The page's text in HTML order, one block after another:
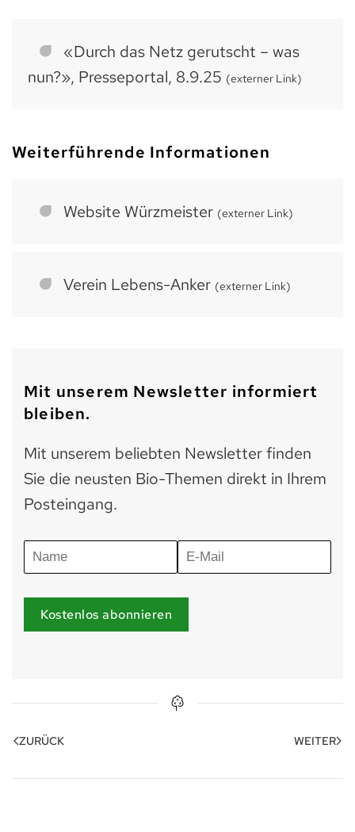
«Durch das Netz gerutscht – was
nun?», Presseportal, 8.9.25 (externer Link)
Weiterführende Informationen
Website Würzmeister (externer Link)
Verein Lebens-Anker (externer Link)
Mit unserem Newsletter informiert
bleiben.
Mit unserem beliebten Newsletter finden
Sie die neusten Bio-Themen direkt in Ihrem
Posteingang.
Kostenlos abonnieren
ZURÜCK WEITER